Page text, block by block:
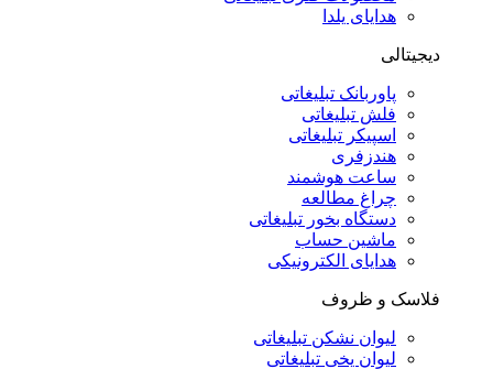
هدایای یلدا
دیجیتالی
پاوربانک تبلیغاتی
فلش تبلیغاتی
اسپیکر تبلیغاتی
هندزفری
ساعت هوشمند
چراغ مطالعه
دستگاه بخور تبلیغاتی
ماشین حساب
هدایای الکترونیکی
فلاسک و ظروف
لیوان نشکن تبلیغاتی
لیوان یخی تبلیغاتی